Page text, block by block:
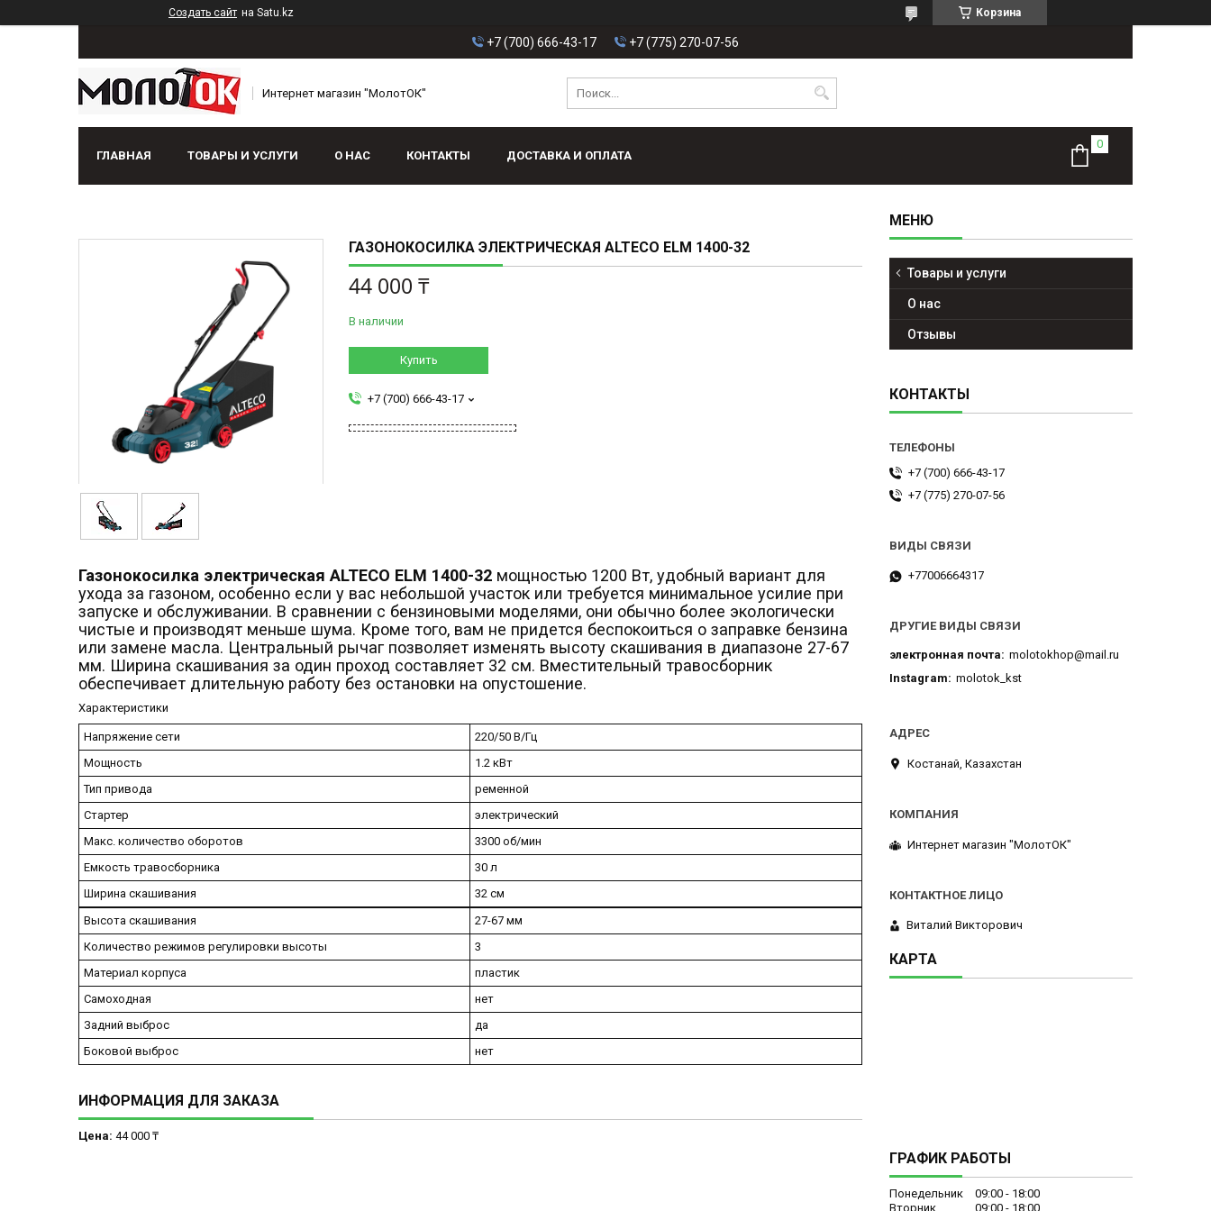
Создать сайт на Satu.kz Корзина
+7 (700) 666-43-17 +7 (775) 270-07-56
Интернет магазин "МолотОК"
ГЛАВНАЯ ТОВАРЫ И УСЛУГИ О НАС КОНТАКТЫ ДОСТАВКА И ОПЛАТА
ГАЗОНОКОСИЛКА ЭЛЕКТРИЧЕСКАЯ ALTECO ELM 1400-32
44 000 ₸
В наличии
Купить
+7 (700) 666-43-17
Газонокосилка электрическая ALTECO ELM 1400-32 мощностью 1200 Вт, удобный вариант для
ухода за газоном, особенно если у вас небольшой участок или требуется минимальное усилие при
запуске и обслуживании. В сравнении с бензиновыми моделями, они обычно более экологически
чистые и производят меньше шума. Кроме того, вам не придется беспокоиться о заправке бензина
или замене масла. Центральный рычаг позволяет изменять высоту скашивания в диапазоне 27-67
мм. Ширина скашивания за один проход составляет 32 см. Вместительный травосборник
обеспечивает длительную работу без остановки на опустошение.
Характеристики
Напряжение сети
220/50 В/Гц
Мощность
1.2 кВт
Тип привода
ременной
Стартер
электрический
Макс. количество оборотов
3300 об/мин
Емкость травосборника
30 л
Ширина скашивания
32 см
Высота скашивания
27-67 мм
Количество режимов регулировки высоты
3
Материал корпуса
пластик
Самоходная
нет
Задний выброс
да
Боковой выброс
нет
ИНФОРМАЦИЯ ДЛЯ ЗАКАЗА
Цена: 44 000 ₸
Товары и услуги
О нас
Отзывы
КОНТАКТЫ
+7 (700) 666-43-17
+7 (775) 270-07-56
+77006664317
ДРУГИЕ ВИДЫ СВЯЗИ
электронная почта
molotokhop@mail.ru
Instagram
molotok_kst
Костанай, Казахстан
Интернет магазин "МолотОК"
Виталий Викторович
КАРТА
ГРАФИК РАБОТЫ
Понедельник 09:00
18:00
Вторник
09:00 18:00